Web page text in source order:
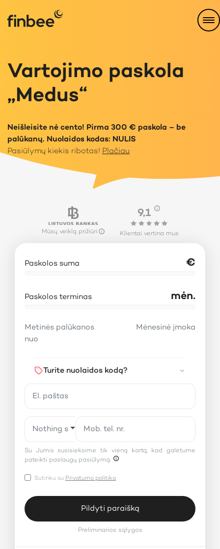
Vartojimo paskola
„Medus“
Neišleisite nė cento! Pirma 300 € paskola – be
palūkanų. Nuolaidos kodas: NULIS
Pasiūlymų kiekis ribotas! Plačiau
Paskolos suma €
Paskolos terminas mėn.
Metinės palūkanos
nuo
Mėnesinė įmoka
Turite nuolaidos kodą?
Nothing selected
Su Jumis susisieksime tik vieną kartą, kad galėtume
pateikti paslaugų pasiūlymą.
Sutinku su Privatumo politika
Pildyti paraišką
Preliminarios sąlygos
Mūsų veiklą prižiūri
9,1
Klientai vertina mus